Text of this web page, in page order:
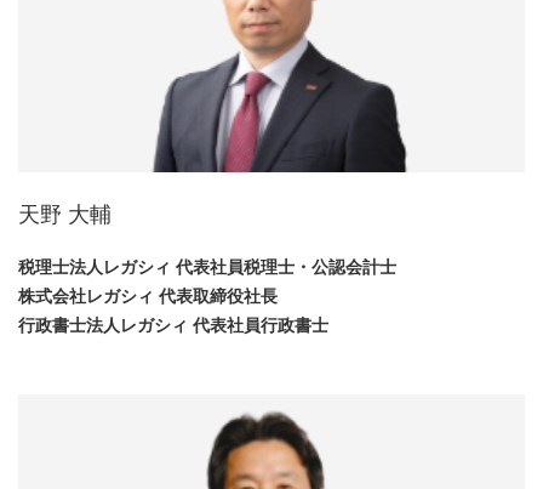
天野 大輔
税理士法人レガシィ 代表社員税理士・公認会計士
株式会社レガシィ 代表取締役社長
行政書士法人レガシィ 代表社員行政書士